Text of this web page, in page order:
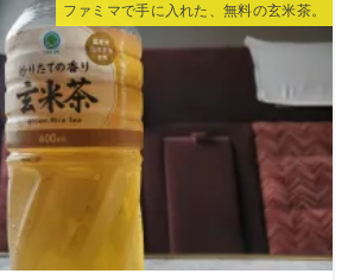
ファミマで手に入れた、無料の玄米茶。